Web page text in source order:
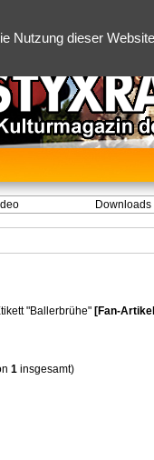
Nutzung dieser
Downloads
"Ballerbrühe" [Fan-
1 insgesamt)